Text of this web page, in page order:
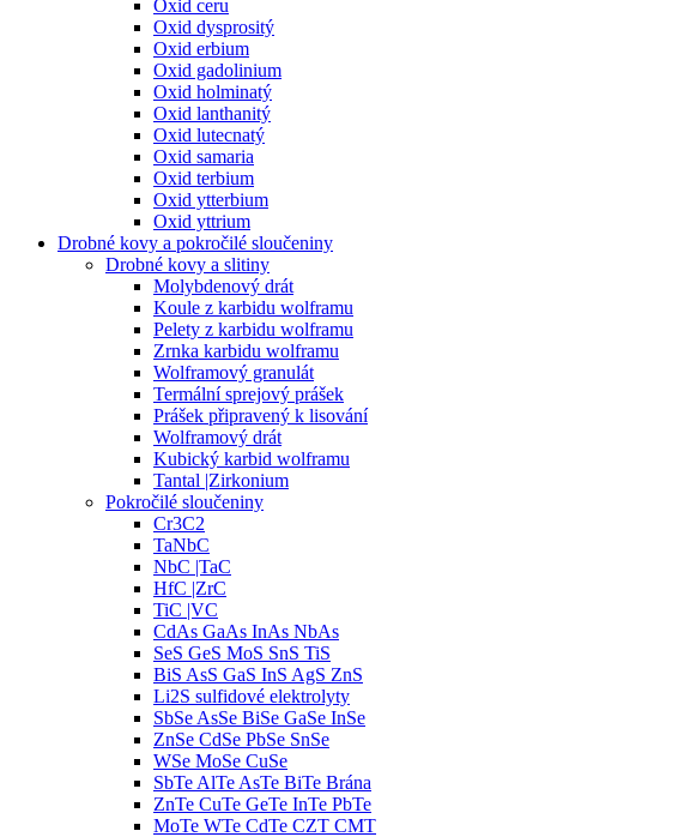
Oxid ceru
Oxid dysprositý
Oxid erbium
Oxid gadolinium
Oxid holminatý
Oxid lanthanitý
Oxid lutecnatý
Oxid samaria
Oxid terbium
Oxid ytterbium
Oxid yttrium
Drobné kovy a pokročilé sloučeniny
Drobné kovy a slitiny
Molybdenový drát
Koule z karbidu wolframu
Pelety z karbidu wolframu
Zrnka karbidu wolframu
Wolframový granulát
Termální sprejový prášek
Prášek připravený k lisování
Wolframový drát
Kubický karbid wolframu
Tantal |Zirkonium
Pokročilé sloučeniny
Cr3C2
TaNbC
NbC |TaC
HfC |ZrC
TiC |VC
CdAs GaAs InAs NbAs
SeS GeS MoS SnS TiS
BiS AsS GaS InS AgS ZnS
Li2S sulfidové elektrolyty
SbSe AsSe BiSe GaSe InSe
ZnSe CdSe PbSe SnSe
WSe MoSe CuSe
SbTe AlTe AsTe BiTe Brána
ZnTe CuTe GeTe InTe PbTe
MoTe WTe CdTe CZT CMT